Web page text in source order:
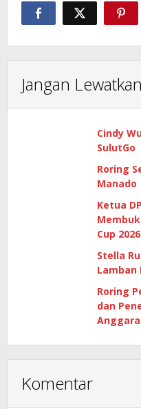
Jangan Lewatkan
Cindy
SulutGo
Roring
Manado
Ketua
Cup 2026
Stella
Lamban
Roring
dan
Komentar